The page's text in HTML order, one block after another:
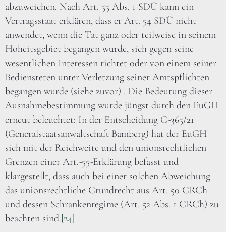
abzuweichen. Nach Art. 55 Abs. 1 SDÜ kann ein
Vertragsstaat erklären, dass er Art. 54 SDÜ nicht
anwendet, wenn die Tat ganz oder teilweise in seinem
Hoheitsgebiet begangen wurde, sich gegen seine
wesentlichen Interessen richtet oder von einem seiner
Bediensteten unter Verletzung seiner Amtspflichten
begangen wurde (siehe zuvor) . Die Bedeutung dieser
Ausnahmebestimmung wurde jüngst durch den EuGH
erneut beleuchtet: In der Entscheidung C-365/21
(Generalstaatsanwaltschaft Bamberg) hat der EuGH
sich mit der Reichweite und den unionsrechtlichen
Grenzen einer Art.-55-Erklärung befasst und
klargestellt, dass auch bei einer solchen Abweichung
das unionsrechtliche Grundrecht aus Art. 50 GRCh
und dessen Schrankenregime (Art. 52 Abs. 1 GRCh) zu
beachten sind. [24]